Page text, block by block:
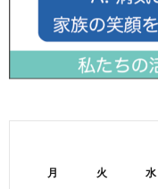
月 火 水